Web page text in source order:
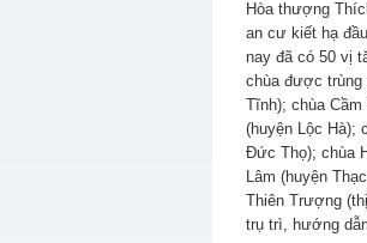
Hòa thượng
an cư kiết hạ
nay đã có 50 vị
chùa được trùng
Tĩnh); chùa
(huyện Lộc Hà);
Đức Thọ); chùa
Lâm (huyện
Thiên Trượng
trụ trì, hướng